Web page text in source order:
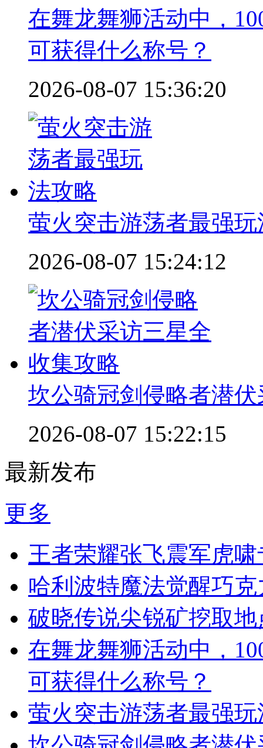
在舞龙舞狮活动中，
可获得什么称号？
2026-08-07 15:36:20
萤火突击游荡者最强
2026-08-07 15:24:12
坎公骑冠剑侵略者潜
2026-08-07 15:22:15
最新发布
更多
王者荣耀张飞震军虎
哈利波特魔法觉醒巧
破晓传说尖锐矿挖取
在舞龙舞狮活动中，
可获得什么称号？
萤火突击游荡者最强